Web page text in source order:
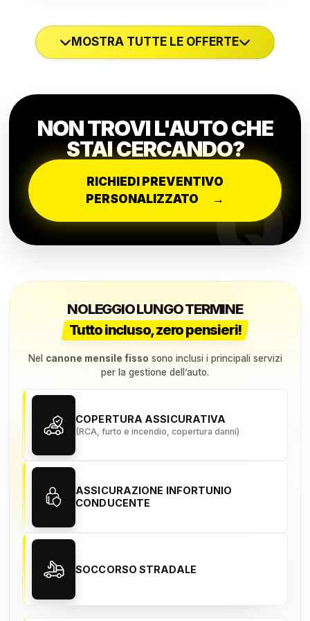
MOSTRA TUTTE LE OFFERTE
NON TROVI L'AUTO CHE
STAI CERCANDO?
RICHIEDI PREVENTIVO
PERSONALIZZATO
→
Q
NOLEGGIO LUNGO TERMINE
Tutto incluso, zero pensieri!
Nel canone mensile fisso sono inclusi i principali servizi
per la gestione dell’auto.
COPERTURA ASSICURATIVA
(RCA, furto e incendio, copertura danni)
ASSICURAZIONE INFORTUNIO
CONDUCENTE
SOCCORSO STRADALE